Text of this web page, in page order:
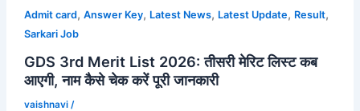
Admit card, Answer Key, Latest News, Latest Update, Result,
Sarkari Job
GDS 3rd Merit List 2026: तीसरी मेरिट लिस्ट कब
आएगी, नाम कैसे चेक करें पूरी जानकारी
vaishnavi /